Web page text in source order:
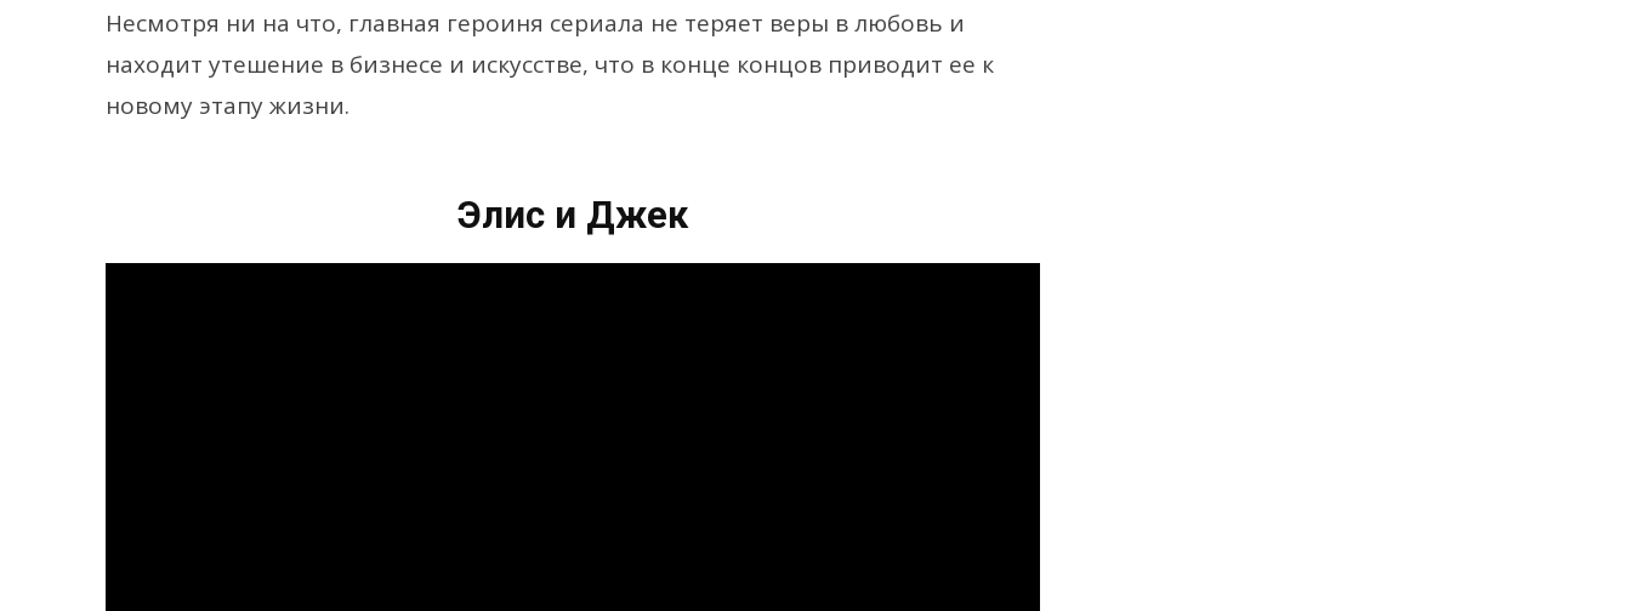
Несмотря ни на что, главная героиня сериала не теряет веры в любовь и
находит утешение в бизнесе и искусстве, что в конце концов приводит ее к
новому этапу жизни.
Элис и Джек